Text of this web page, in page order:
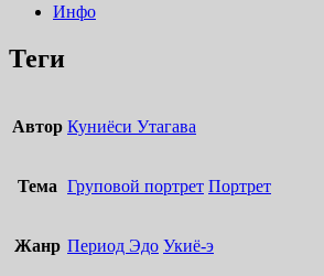
тысячаИнфо
Теги
Автор Куниёси Утагава
Тема Груповой портрет Портрет
Жанр Период Эдо Укиё-э